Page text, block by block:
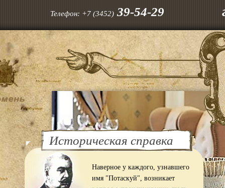
Телефон: +7 (3452) 39-54-29
Историческая справка
Наверное у каждого, узнавшего
имя "Потаскуй", возникает